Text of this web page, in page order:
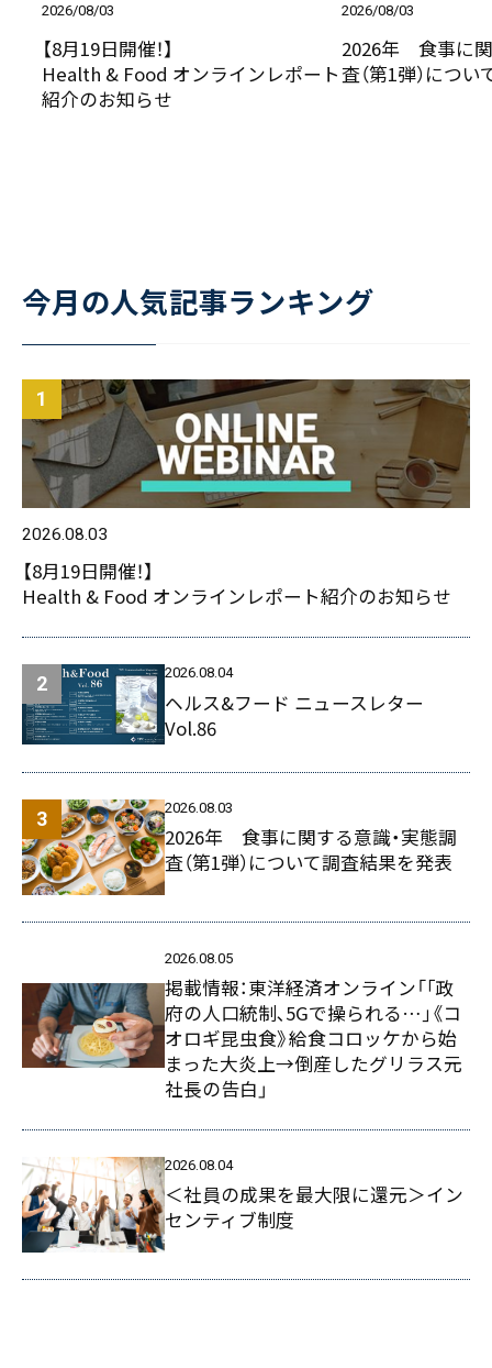
2026/08/03
【8月19日開催！】
Health & Food オンラインレポート
紹介のお知らせ
2026/08/03
2026年 食事に関
査（第1弾）につ
今月の人気記事ランキング
2026.08.03
【8月19日開催！】
Health & Food オンラインレポート紹介のお知らせ
2026.08.04
ヘルス&フード ニュースレター
Vol.86
2026.08.03
2026年 食事に関する意識・実態調
査（第1弾）について調査結果を発表
2026.08.05
掲載情報：東洋経済オンライン「｢政
府の人口統制､5Gで操られる…｣《コ
オロギ昆虫食》給食コロッケから始
まった大炎上→倒産したグリラス元
社長の告白」
2026.08.04
＜社員の成果を最大限に還元＞イン
センティブ制度